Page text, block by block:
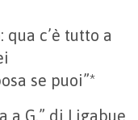
c’è tutto a
se puoi”*
a G.” di Ligabue